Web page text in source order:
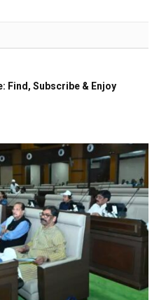
Find, Subscribe & Enjoy